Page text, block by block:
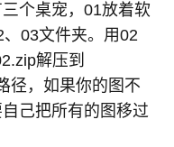
个桌宠，01放着软
03文件夹。用02
解压到
径，如果你的图不
己把所有的图移过